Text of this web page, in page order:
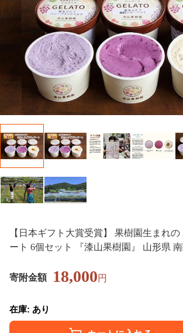
【日本ギフト大賞受賞】 果樹園生まれ
ート 6個セット 『漆山果樹園』 山形県
寄附金額 18,000円
在庫: あり